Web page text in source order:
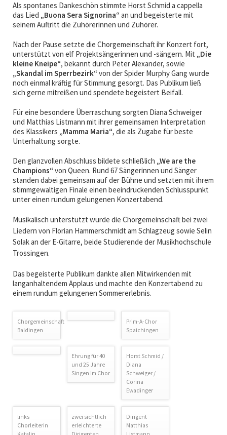
Als spontanes Dankeschön stimmte Horst Schmid a cappella
das Lied „Buona Sera Signorina“ an und begeisterte mit
seinem Auftritt die Zuhörerinnen und Zuhörer.
Nach der Pause setzte die Chorgemeinschaft ihr Konzert fort,
unterstützt von elf Projektsängerinnen und -sängern. Mit „Die
kleine Kneipe“, bekannt durch Peter Alexander, sowie
„Skandal im Sperrbezirk“ von der Spider Murphy Gang wurde
noch einmal kräftig für Stimmung gesorgt. Das Publikum ließ
sich gerne mitreißen und spendete begeistert Beifall.
Für eine besondere Überraschung sorgten Diana Schweiger
und Matthias Listmann mit ihrer gemeinsamen Interpretation
des Klassikers „Mamma Maria“, die als Zugabe für beste
Unterhaltung sorgte.
Den glanzvollen Abschluss bildete schließlich „We are the
Champions“ von Queen. Rund 67 Sängerinnen und Sänger
standen dabei gemeinsam auf der Bühne und setzten mit ihrem
stimmgewaltigen Finale einen beeindruckenden Schlusspunkt
unter einen rundum gelungenen Konzertabend.
Musikalisch unterstützt wurde die Chorgemeinschaft bei zwei
Liedern von Florian Hammerschmidt am Schlagzeug sowie Selin
Solak an der E-Gitarre, beide Studierende der Musikhochschule
Trossingen.
Das begeisterte Publikum dankte allen Mitwirkenden mit
langanhaltendem Applaus und machte den Konzertabend zu
einem rundum gelungenen Sommererlebnis.
Chorgemeinschaft
Baldingen
Prim-A-Chor
Spaichingen
Ehrung für 40
und 25 Jahre
Singen im Chor
Horst Schmid /
Diana
Schweiger /
Corina
Ewadinger
links
Chorleiterin
zwei sichtlich
erleichterte
Dirigent
Matthias